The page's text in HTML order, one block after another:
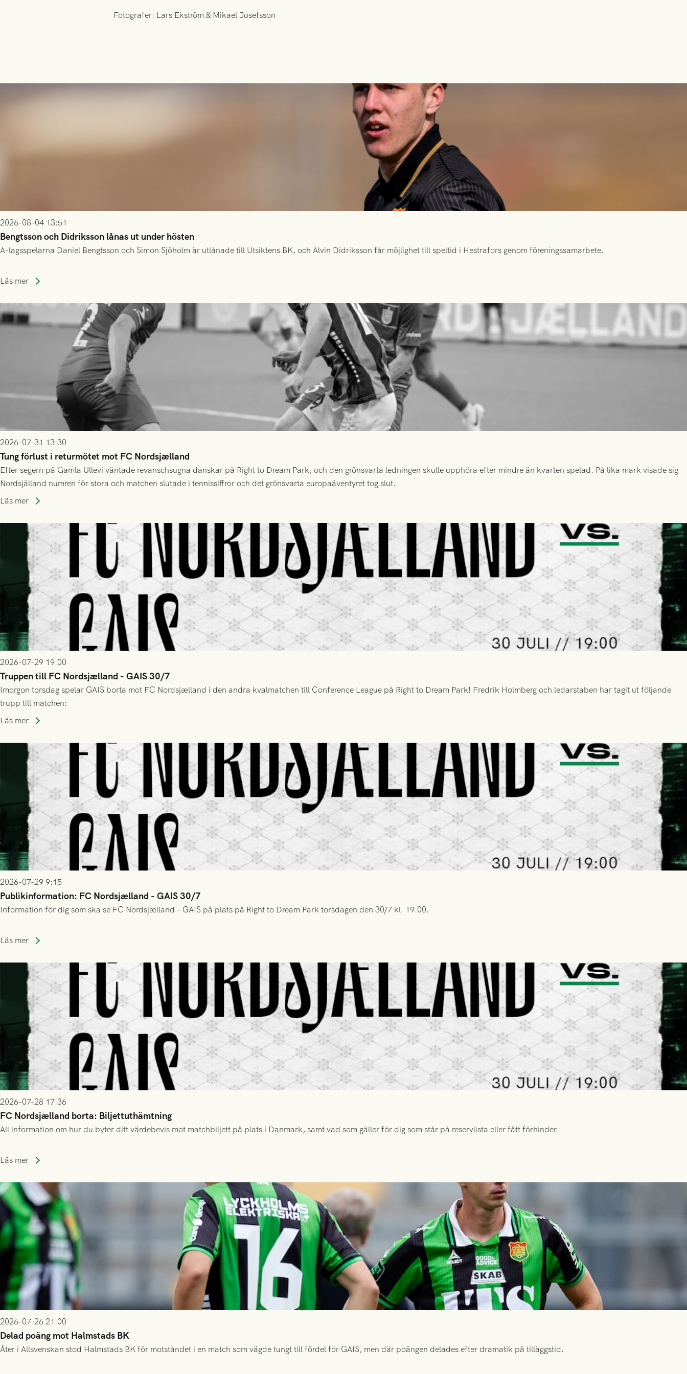
Fotografer: Lars Ekström & Mikael Josefsson
2026-08-04 13:51
Bengtsson och Didriksson lånas ut under hösten
A-lagsspelarna Daniel Bengtsson och Simon Sjöholm är utlånade till Utsiktens BK, och Alvin Didriksson får möjlighet till speltid i Hestrafors genom föreningssamarbete.
Läs mer
2026-07-31 13:30
Tung förlust i returmötet mot FC Nordsjælland
Efter segern på Gamla Ullevi väntade revanschsugna danskar på Right to Dream Park, och den grönsvarta ledningen skulle upphöra efter mindre än kvarten spelad. På lika mark visade sig
Nordsjälland numren för stora och matchen slutade i tennissiffror och det grönsvarta europaäventyret tog slut.
Läs mer
2026-07-29 19:00
Truppen till FC Nordsjælland - GAIS 30/7
Imorgon torsdag spelar GAIS borta mot FC Nordsjælland i den andra kvalmatchen till Conference League på Right to Dream Park! Fredrik Holmberg och ledarstaben har tagit ut följande
trupp till matchen:
Läs mer
2026-07-29 9:15
Publikinformation: FC Nordsjælland - GAIS 30/7
Information för dig som ska se FC Nordsjælland - GAIS på plats på Right to Dream Park torsdagen den 30/7 kl. 19.00.
Läs mer
2026-07-28 17:36
FC Nordsjælland borta: Biljettuthämtning
All information om hur du byter ditt värdebevis mot matchbiljett på plats i Danmark, samt vad som gäller för dig som står på reservlista eller fått förhinder.
Läs mer
2026-07-26 21:00
Delad poäng mot Halmstads BK
Åter i Allsvenskan stod Halmstads BK för motståndet i en match som vägde tungt till fördel för GAIS, men där poängen delades efter dramatik på tilläggstid.